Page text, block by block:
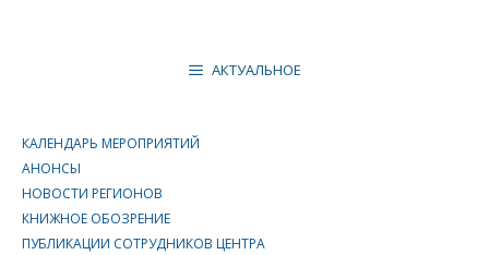
АКТУАЛЬНОЕ
КАЛЕНДАРЬ МЕРОПРИЯТИЙ
АНОНСЫ
НОВОСТИ РЕГИОНОВ
КНИЖНОЕ ОБОЗРЕНИЕ
ПУБЛИКАЦИИ СОТРУДНИКОВ ЦЕНТРА